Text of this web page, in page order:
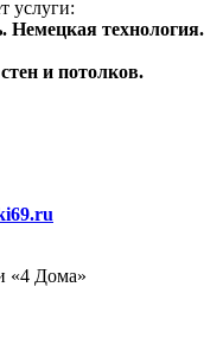
услуги:
Немецкая технология.
и потолков.
«4 Дома»